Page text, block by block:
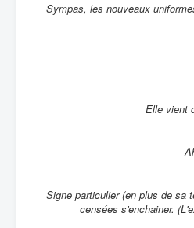
Sympas, les nouveaux
Elle vient
Signe particulier (en plus de sa
censées s'enchainer.